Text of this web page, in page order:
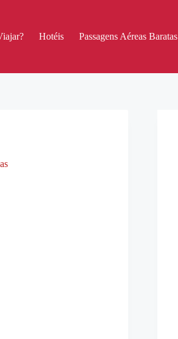
Hotéis Passagens Aéreas Baratas